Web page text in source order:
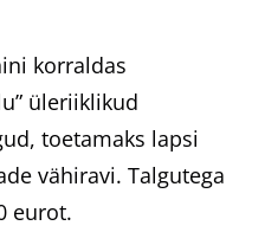
korraldas
üleriiklikud
toetamaks lapsi
vähiravi. Talgutega
eurot.